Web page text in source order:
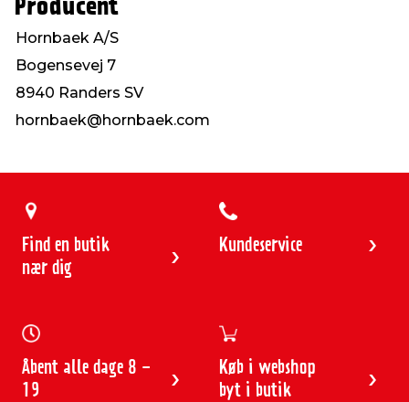
Producent
Hornbaek A/S
Bogensevej 7
8940 Randers SV
hornbaek@hornbaek.com
Find en butik
nær dig
Kundeservice
Åbent alle dage 8 -
19
Køb i webshop
byt i butik